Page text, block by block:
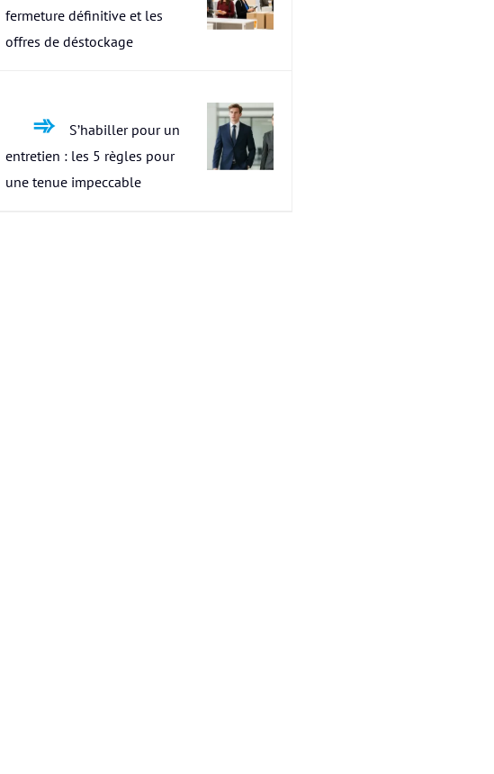
fermeture définitive et les
offres de déstockage
S’habiller pour un
entretien : les 5 règles pour
une tenue impeccable